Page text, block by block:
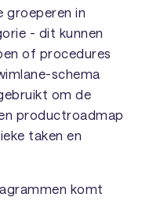
groeperen in
- dit kunnen
of procedures
schema
om de
productroadmap
taken en
komt